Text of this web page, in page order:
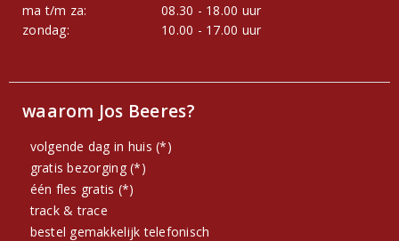
ma t/m za:
08.30 - 18.00 uur
zondag:
10.00 - 17.00 uur
waarom Jos Beeres?
volgende dag in huis (*)
gratis bezorging (*)
één fles gratis (*)
track & trace
bestel gemakkelijk telefonisch